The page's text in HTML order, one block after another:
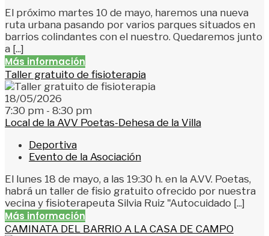
El próximo martes 10 de mayo, haremos una nueva
ruta urbana pasando por varios parques situados en
barrios colindantes con el nuestro. Quedaremos junto
a [...]
Más información
Taller gratuito de fisioterapia
18/05/2026
7:30 pm - 8:30 pm
Local de la AVV Poetas-Dehesa de la Villa
Deportiva
Evento de la Asociación
El lunes 18 de mayo, a las 19:30 h. en la A.VV. Poetas,
habrá un taller de fisio gratuito ofrecido por nuestra
vecina y fisioterapeuta Silvia Ruiz "Autocuidado [...]
Más información
CAMINATA DEL BARRIO A LA CASA DE CAMPO